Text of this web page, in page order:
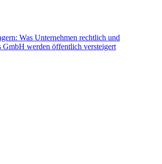
Was Unternehmen rechtlich und
GmbH werden öffentlich versteigert